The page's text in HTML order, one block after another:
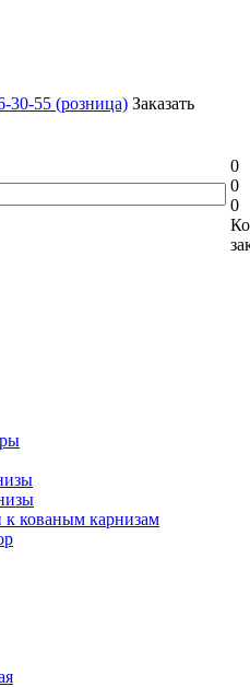
30-55 (розница) Заказать
0
0
0
кованым карнизам